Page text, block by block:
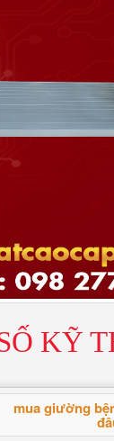
KỸ
mua giường